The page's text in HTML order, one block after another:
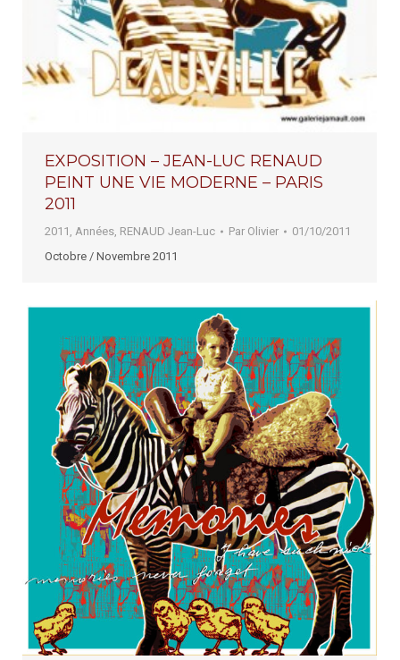
EXPOSITION – JEAN-LUC RENAUD
PEINT UNE VIE MODERNE – PARIS
2011
2011 , Années, RENAUD Jean-Luc Par Olivier
01/10/2011
Octobre / Novembre 2011